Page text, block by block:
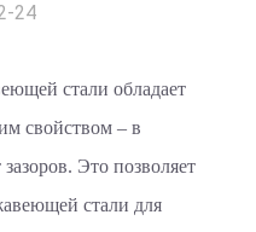
24
стали обладает
свойством – в
Это позволяет
стали для